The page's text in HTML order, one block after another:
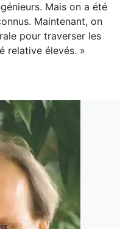
Mais on a été
Maintenant, on
pour traverser les
relative élevés. »